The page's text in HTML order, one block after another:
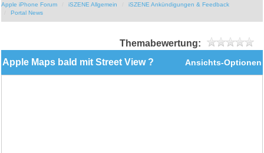
Apple iPhone Forum iSZENE Allgemein
iSZENE Ankündigungen & Feedback
Portal News
Themabewertung:
Ansichts-Optionen
Apple Maps bald mit Street View ?